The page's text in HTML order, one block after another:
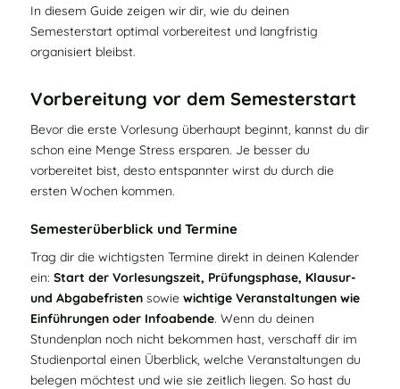
In diesem Guide zeigen wir dir, wie du deinen
Semesterstart optimal vorbereitest und langfristig
organisiert bleibst.
Vorbereitung vor dem Semesterstart
Bevor die erste Vorlesung überhaupt beginnt, kannst du dir
schon eine Menge Stress ersparen. Je besser du
vorbereitet bist, desto entspannter wirst du durch die
ersten Wochen kommen.
Semesterüberblick und Termine
Trag dir die wichtigsten Termine direkt in deinen Kalender
ein: Start der Vorlesungszeit, Prüfungsphase, Klausur‑
und Abgabefristensowie wichtige Veranstaltungen wie
Einführungen oder Infoabende. Wenn du deinen
Stundenplan noch nicht bekommen hast, verschaff dir im
Studienportal einen Überblick, welche Veranstaltungen du
belegen möchtest und wie sie zeitlich liegen. So hast du